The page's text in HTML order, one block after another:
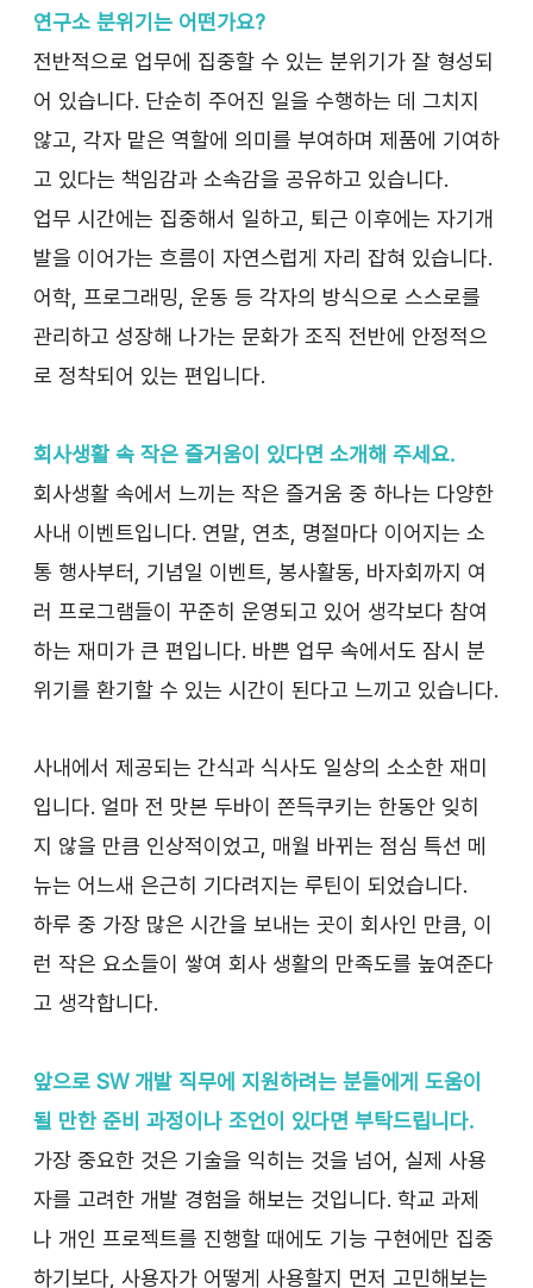
연구소 분위기는 어떤가요?
전반적으로 업무에 집중할 수 있는 분위기가 잘 형성되
어 있습니다. 단순히 주어진 일을 수행하는 데 그치지
않고, 각자 맡은 역할에 의미를 부여하며 제품에 기여하
고 있다는 책임감과 소속감을 공유하고 있습니다.
업무 시간에는 집중해서 일하고, 퇴근 이후에는 자기개
발을 이어가는 흐름이 자연스럽게 자리 잡혀 있습니다.
어학, 프로그래밍, 운동 등 각자의 방식으로 스스로를
관리하고 성장해 나가는 문화가 조직 전반에 안정적으
로 정착되어 있는 편입니다.
회사생활 속 작은 즐거움이 있다면 소개해 주세요.
회사생활 속에서 느끼는 작은 즐거움 중 하나는 다양한
사내 이벤트입니다. 연말, 연초, 명절마다 이어지는 소
통 행사부터, 기념일 이벤트, 봉사활동, 바자회까지 여
러 프로그램들이 꾸준히 운영되고 있어 생각보다 참여
하는 재미가 큰 편입니다. 바쁜 업무 속에서도 잠시 분
위기를 환기할 수 있는 시간이 된다고 느끼고 있습니다.
사내에서 제공되는 간식과 식사도 일상의 소소한 재미
입니다. 얼마 전 맛본 두바이 쫀득쿠키는 한동안 잊히
지 않을 만큼 인상적이었고, 매월 바뀌는 점심 특선 메
뉴는 어느새 은근히 기다려지는 루틴이 되었습니다.
하루 중 가장 많은 시간을 보내는 곳이 회사인 만큼, 이
런 작은 요소들이 쌓여 회사 생활의 만족도를 높여준다
고 생각합니다.
앞으로 SW 개발 직무에 지원하려는 분들에게 도움이
될 만한 준비 과정이나 조언이 있다면 부탁드립니다.
가장 중요한 것은 기술을 익히는 것을 넘어, 실제 사용
자를 고려한 개발 경험을 해보는 것입니다. 학교 과제
나 개인 프로젝트를 진행할 때에도 기능 구현에만 집중
하기보다, 사용자가 어떻게 사용할지 먼저 고민해보는